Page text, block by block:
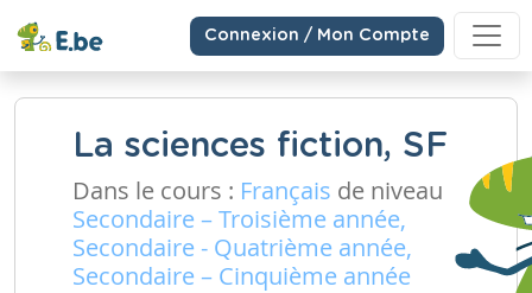
Connexion / Mon Compte
La sciences fiction, SF
Dans le cours : Français de niveau
Secondaire – Troisième année,
Secondaire - Quatrième année,
Secondaire – Cinquième année